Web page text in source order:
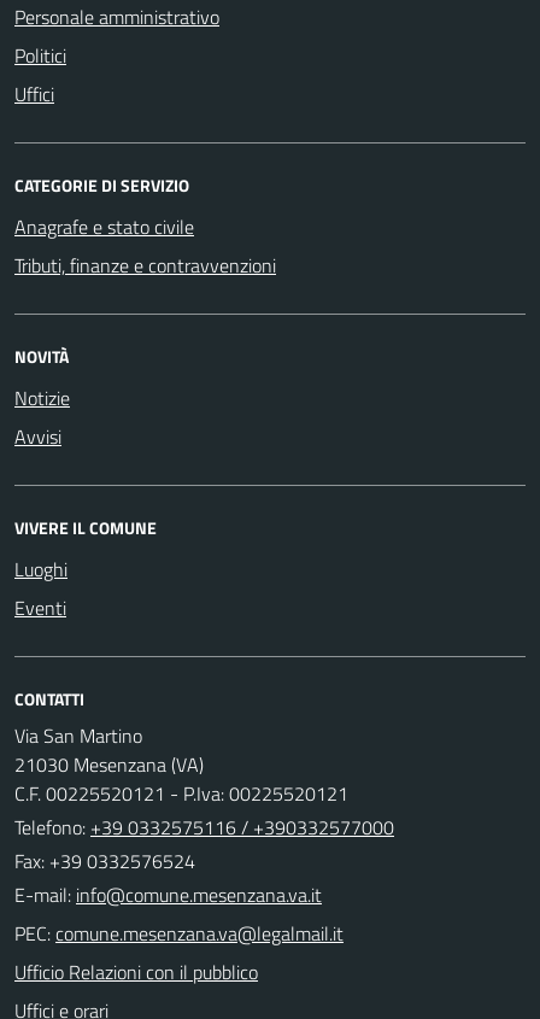
Personale amministrativo
Politici
Uffici
CATEGORIE DI SERVIZIO
Anagrafe e stato civile
Tributi, finanze e contravvenzioni
NOVITÀ
Notizie
Avvisi
VIVERE IL COMUNE
Luoghi
Eventi
CONTATTI
Via San Martino
21030 Mesenzana (VA)
C.F. 00225520121 - P.Iva: 00225520121
Telefono: +39 0332575116 / +390332577000
Fax: +39 0332576524
E-mail:
PEC:
Ufficio Relazioni con il pubblico
Uffici e orari